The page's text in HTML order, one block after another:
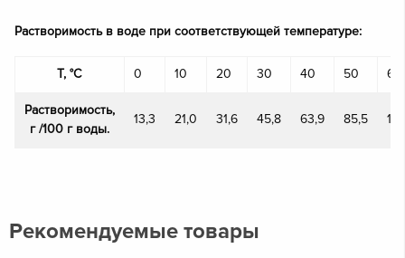
Растворимость в воде при соответствующей температуре:
T, °C 0 10 20 30 40 50 60
Растворимость,
г /100 г воды.
13,3 21,0 31,6 45,8 63,9 85,5
Рекомендуемые товары